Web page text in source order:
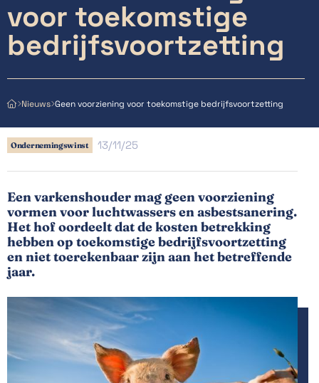
voor toekomstige
bedrijfsvoortzetting
NieuwsGeen voorziening voor toekomstige bedrijfsvoortzetting
Ondernemingswinst 13/11/25
Een varkenshouder mag geen voorziening
vormen voor luchtwassers en asbestsanering.
Het hof oordeelt dat de kosten betrekking
hebben op toekomstige bedrijfsvoortzetting
en niet toerekenbaar zijn aan het betreffende
jaar.